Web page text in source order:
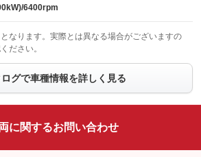
：装備あり
フロントカメラ
：装備なし
：装備なし
ルーフレール
：装備なし
：装備なし
6400rpm
なります。実際とは異なる場合がございますの
ださい。
グで車種情報を詳しく見る
に関するお問い合わせ